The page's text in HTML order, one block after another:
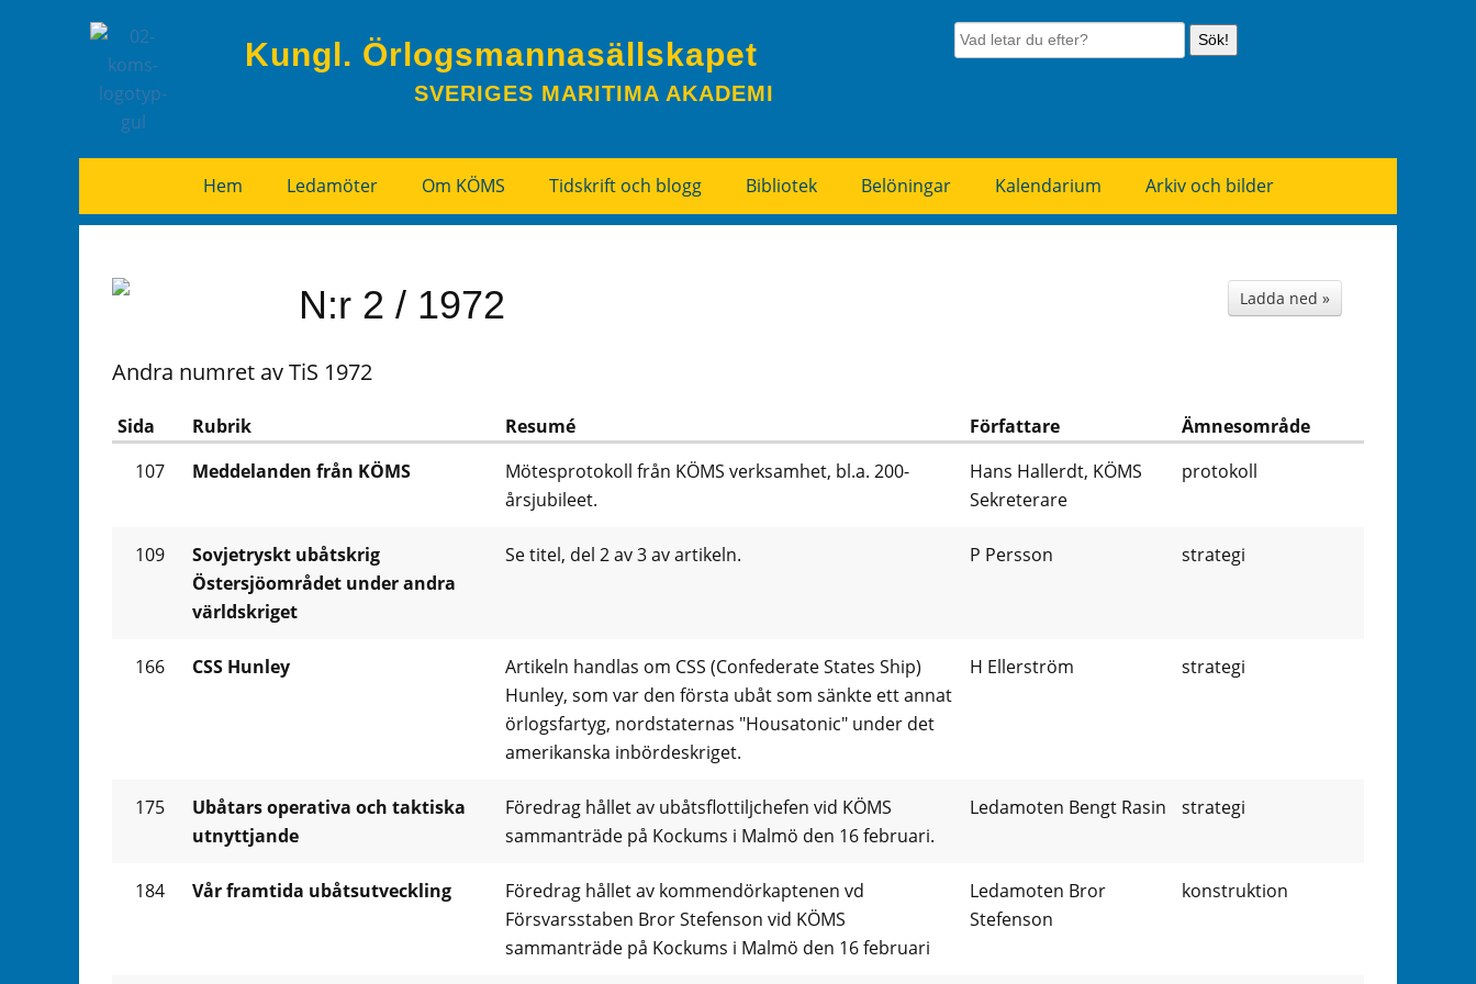
Kungl. Örlogsmannasällskapet
SVERIGES MARITIMA AKADEMI
Sök!
Hem Ledamöter Om KÖMS Tidskrift och blogg Bibliotek Belöningar Kalendarium Arkiv och bilder
N:r 2 / 1972 Ladda ned »
Andra numret av TiS 1972
Sida Rubrik Resumé Författare
Ämnesområde
107
Meddelanden från KÖMS
Mötesprotokoll från KÖMS verksamhet, bl.a. 200-
årsjubileet.
Hans Hallerdt, KÖMS
Sekreterare
protokoll
109
Sovjetryskt ubåtskrig
Östersjöområdet under andra
världskriget
Se titel, del 2 av 3 av artikeln. P Persson strategi
166 CSS Hunley
Artikeln handlas om CSS (Confederate States Ship)
Hunley, som var den första ubåt som sänkte ett annat
örlogsfartyg, nordstaternas "Housatonic" under det
amerikanska inbördeskriget.
H Ellerström strategi
175
Ubåtars operativa och taktiska
utnyttjande
Föredrag hållet av ubåtsflottiljchefen vid KÖMS
sammanträde på Kockums i Malmö den 16 februari.
Ledamoten Bengt Rasin strategi
184 Vår framtida ubåtsutveckling
Föredrag hållet av kommendörkaptenen vd
Försvarsstaben Bror Stefenson vid KÖMS
sammanträde på Kockums i Malmö den 16 februari
Ledamoten Bror
Stefenson
konstruktion